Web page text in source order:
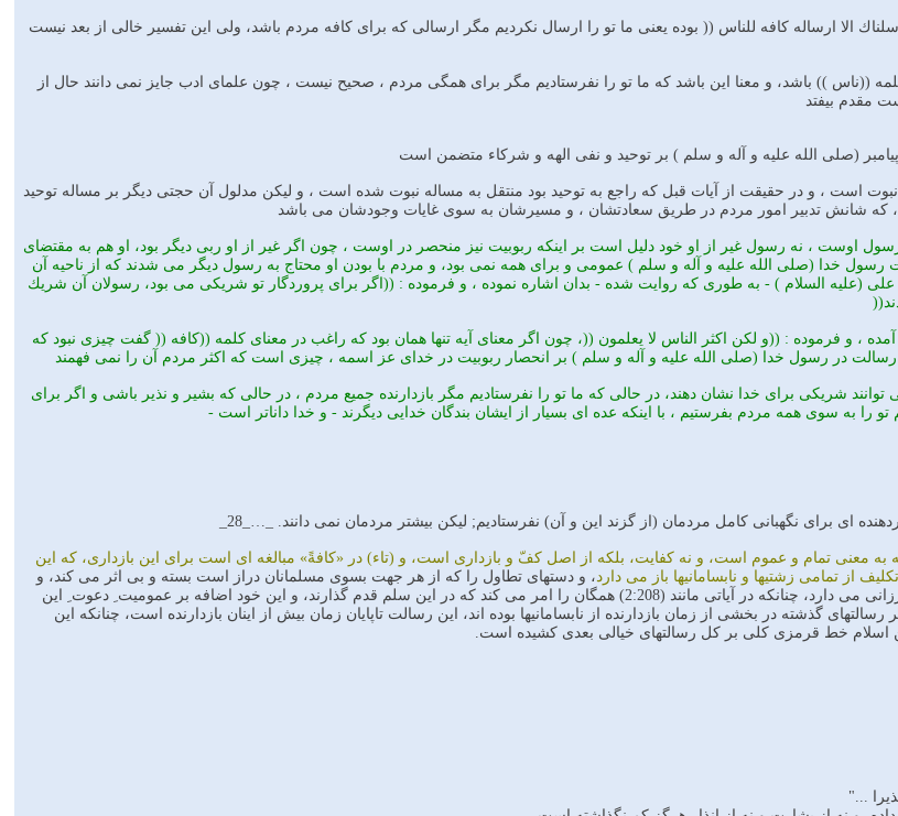
الا ارساله كافه للناس (( بوده يعنى ما تو را ارسال نكرديم مگر ارسالى كه براى كافه مردم باشد، ولى اين تفسير خالى از بعد نيست
((ناس )) باشد، و معنا اين باشد كه ما تو را نفرستاديم مگر براى همگى مردم ، صحيح نيست ، چون علماى ادب جايز نمى دانند حال از
مقدم بيفتد
(صلى الله عليه و آله و سلم ) بر توحيد و نفى الهه و شركاء متضمن است
است ، و در حقيقت از آيات قبل كه راجع به توحيد بود منتقل به مساله نبوت شده است ، و ليكن مدلول آن حجتى ديگر بر مساله توحيد
كه شانش تدبير امور مردم در طريق سعادتشان ، و مسيرشان به سوى غايات وجودشان مى باشد
اوست ، نه رسول غير از او خود دليل است بر اينكه ربوبيت نيز منحصر در اوست ، چون اگر غير از او ربى ديگر بود، او هم به مقتضاى
خدا (صلى الله عليه و آله و سلم ) عمومى و براى همه نمى بود، و مردم با بودن او محتاج به رسول ديگر مى شدند كه از ناحيه آن
على (عليه السلام ) - به طورى كه روايت شده - بدان اشاره نموده ، و فرموده : ((اگر براى پروردگار تو شريكى مى بود، رسولان آن شريك
، و فرموده : ((و لكن اكثر الناس لا يعلمون ((، چون اگر معناى آيه تنها همان بود كه راغب در معناى كلمه ((كافه (( گفت چيزى نبود كه
رسالت در رسول خدا (صلى الله عليه و آله و سلم ) بر انحصار ربوبيت در خداى عز اسمه ، چيزى است كه اكثر مردم آن را نمى فهمند
شريكى براى خدا نشان دهند، در حالى كه ما تو را نفرستاديم مگر بازدارنده جميع مردم ، در حالى كه بشير و نذير باشى و اگر براى
تو را به سوى همه مردم بفرستيم ، با اينكه عده اى بسيار از ايشان بندگان خدايى ديگرند - و خدا داناتر است -
اى براى نگهبانى كامل مردمان (از گزند اين و آن) نفرستاديم; ليكن بيشتر مردمان نمى دانند. _…_28_
ـ نه به معنى تمام و عموم است، و نه كفايت، بلكه از اصل كفّ و بازدارى است، و (تاء) در «كافةً» مبالغه اى است براى اين بازدارى، كه اين
از تمامى زشتيها و نابسامانيها باز مى دارد، و دستهاى تطاول را كه از هر جهت بسوى مسلمانان دراز است بسته و بى اثر مى كند، و
سلامتى در كل جهات را در زندگى به آنان ارزانى مى دارد، چنانكه در آياتى مانند (2:208) همگان را امر مى كند كه در اين سلم قدم گذارند، و اين خود اضافه بر عموميت ِ دعوت ِ اين
گذشته در بخشى از زمان بازدارنده از نابسامانيها بوده اند، اين رسالت تاپايان زمان بيش از اينان بازدارنده است، چنانكه اين
اسلام خط قرمزى كلى بر كل رسالتهاى خيالى بعدى كشيده است.
..."